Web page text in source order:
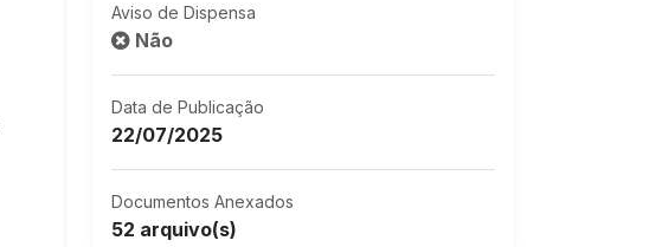
Aviso de Dispensa
Não
Data de Publicação
22/07/2025
Documentos Anexados
52 arquivo(s)